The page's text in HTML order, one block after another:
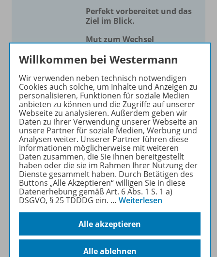
Perfekt vorbereitet und das
Ziel im Blick.
Mut zum Wechsel
Unsere größte Stärke ist die
Aufgabenvielfalt mit
perfekter Progression.Jede
Aufgabe funktioniertund
Sie unterrichten ohne
Probleme. Wir bieten die
meisten Aufgaben für alle
Niveaustufen.
Mehr erfahren
Produktinformationen
Willkommen bei Westermann
Wir verwenden neben technisch notwendigen
Cookies auch solche, um Inhalte und Anzeigen zu
personalisieren, Funktionen für soziale Medien
anbieten zu können und die Zugriffe auf unserer
Webseite zu analysieren. Außerdem geben wir
Daten zu ihrer Verwendung unserer Webseite an
unsere Partner für soziale Medien, Werbung und
Analysen weiter. Unserer Partner führen diese
Informationen möglicherweise mit weiteren
Daten zusammen, die Sie ihnen bereitgestellt
haben oder die sie im Rahmen Ihrer Nutzung der
Dienste gesammelt haben. Durch Betätigen des
Buttons „Alle Akzeptieren“ willigen Sie in diese
Datenerhebung gemäß Art. 6 Abs. 1 S. 1 a)
DSGVO, § 25 TDDDG ein. … Weiterlesen
Alle akzeptieren
Alle ablehnen